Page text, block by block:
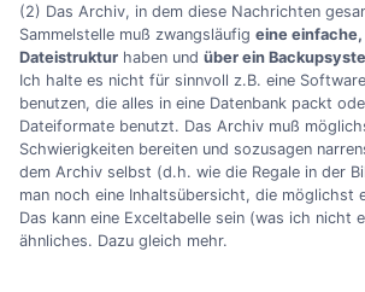
(2) Das Archiv, in dem diese Nachrichten
Sammelstelle muß zwangsläufig eine
Dateistruktur haben und über ein
Ich halte es nicht für sinnvoll z.B. eine
benutzen, die alles in eine Datenbank packt
Dateiformate benutzt. Das Archiv muß
Schwierigkeiten bereiten und sozusagen
dem Archiv selbst (d.h. wie die Regale in der
man noch eine Inhaltsübersicht, die möglichst
Das kann eine Exceltabelle sein (was ich nicht
ähnliches. Dazu gleich mehr.